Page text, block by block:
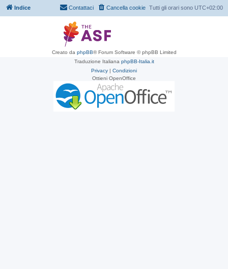
Indice Tutti gli orari sono UTC+02:00
Cancella cookie
Contattaci
Creato da phpBB® Forum Software © phpBB Limited
Traduzione Italiana phpBB-Italia.it
Privacy | Condizioni
Ottieni OpenOffice